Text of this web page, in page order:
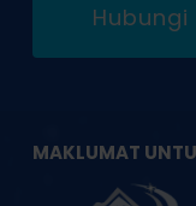
Hubungi
MAKLUMAT